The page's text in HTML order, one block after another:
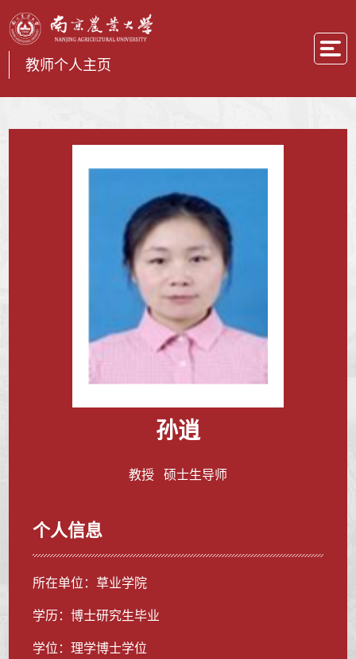
教师个人主页
孙逍
教授 硕士生导师
个人信息
所在单位：草业学院
学历：博士研究生毕业
学位：理学博士学位